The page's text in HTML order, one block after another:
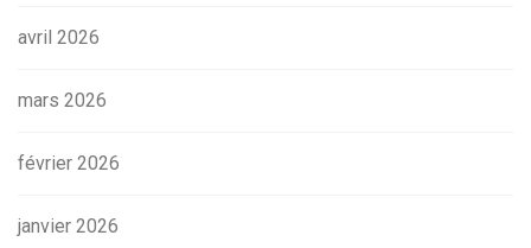
avril 2026
mars 2026
février 2026
janvier 2026